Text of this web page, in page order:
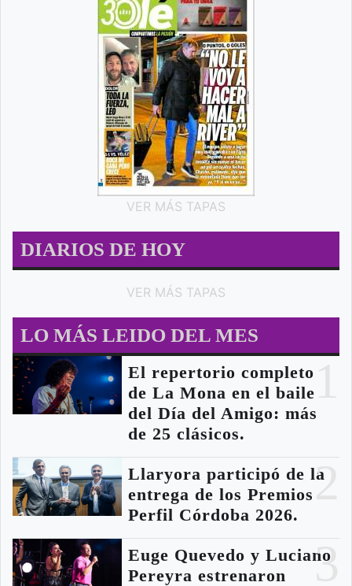
VER MÁS TAPAS
DIARIOS DE HOY
VER MÁS TAPAS
LO MÁS LEIDO DEL MES
El repertorio completo
de La Mona en el baile
del Día del Amigo: más
de 25 clásicos.
2
Llaryora participó de la
entrega de los Premios
Perfil Córdoba 2026.
3
Euge Quevedo y Luciano
Pereyra estrenaron